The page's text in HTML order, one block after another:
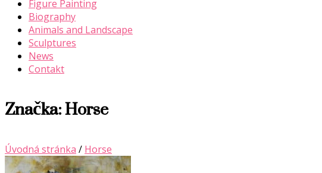
Figure Painting
Biography
Animals and Landscape
Sculptures
News
Contakt
Značka:Horse
Úvodná stránka / Horse